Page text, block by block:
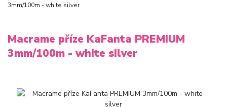
3mm/100m - white silver
Macrame příze KaFanta PREMIUM
3mm/100m - white silver